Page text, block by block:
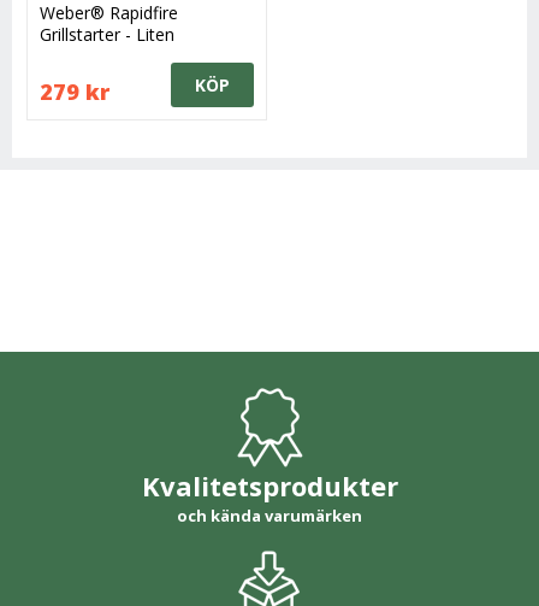
Weber® Rapidfire
Grillstarter - Liten
279 kr KÖP
Kvalitetsprodukter
och kända varumärken